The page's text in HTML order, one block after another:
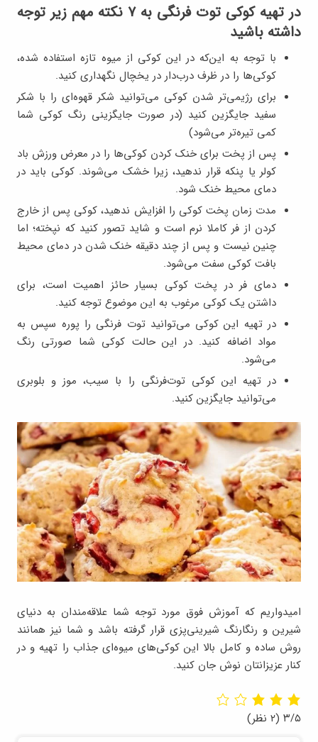
در تهیه کوکی توت فرنگی به ۷ نکته مهم زیر توجه
داشته باشید
با توجه به این‌که در این کوکی از میوه تازه استفاده شده،
کوکی‌ها را در ظرف درب‌دار در یخچال نگهداری کنید.
برای رژیمی‌تر شدن کوکی می‌توانید شکر قهوه‌ای را با شکر
سفید جایگزین کنید (در صورت جایگزینی رنگ کوکی شما
کمی تیره‌تر می‌شود)
پس از پخت برای خنک کردن کوکی‌ها را در معرض ورزش باد
کولر یا پنکه قرار ندهید، زیرا خشک می‌شوند. کوکی باید در
دمای محیط خنک شود.
مدت زمان پخت کوکی را افزایش ندهید، کوکی پس از خارج
کردن از فر کاملا نرم است و شاید تصور کنید که نپخته؛ اما
چنین نیست و پس از چند دقیقه خنک شدن در دمای محیط
بافت کوکی سفت می‌شود.
دمای فر در پخت کوکی بسیار حائز اهمیت است، برای
داشتن یک کوکی مرغوب به این موضوع توجه کنید.
در تهیه این کوکی می‌توانید توت فرنگی را پوره سپس به
مواد اضافه کنید. در این حالت کوکی شما صورتی رنگ
می‌شود.
در تهیه این کوکی توت‌فرنگی را با سیب، موز و بلوبری
می‌توانید جایگزین کنید.
امیدواریم که آموزش فوق مورد توجه شما علاقه‌مندان به دنیای
شیرین و رنگارنگ شیرینی‌پزی قرار گرفته باشد و شما نیز همانند
روش ساده و کامل بالا این کوکی‌های میوه‌ای جذاب را تهیه و در
کنار عزیزانتان نوش جان کنید.
۳/۵ (۲ نظر)